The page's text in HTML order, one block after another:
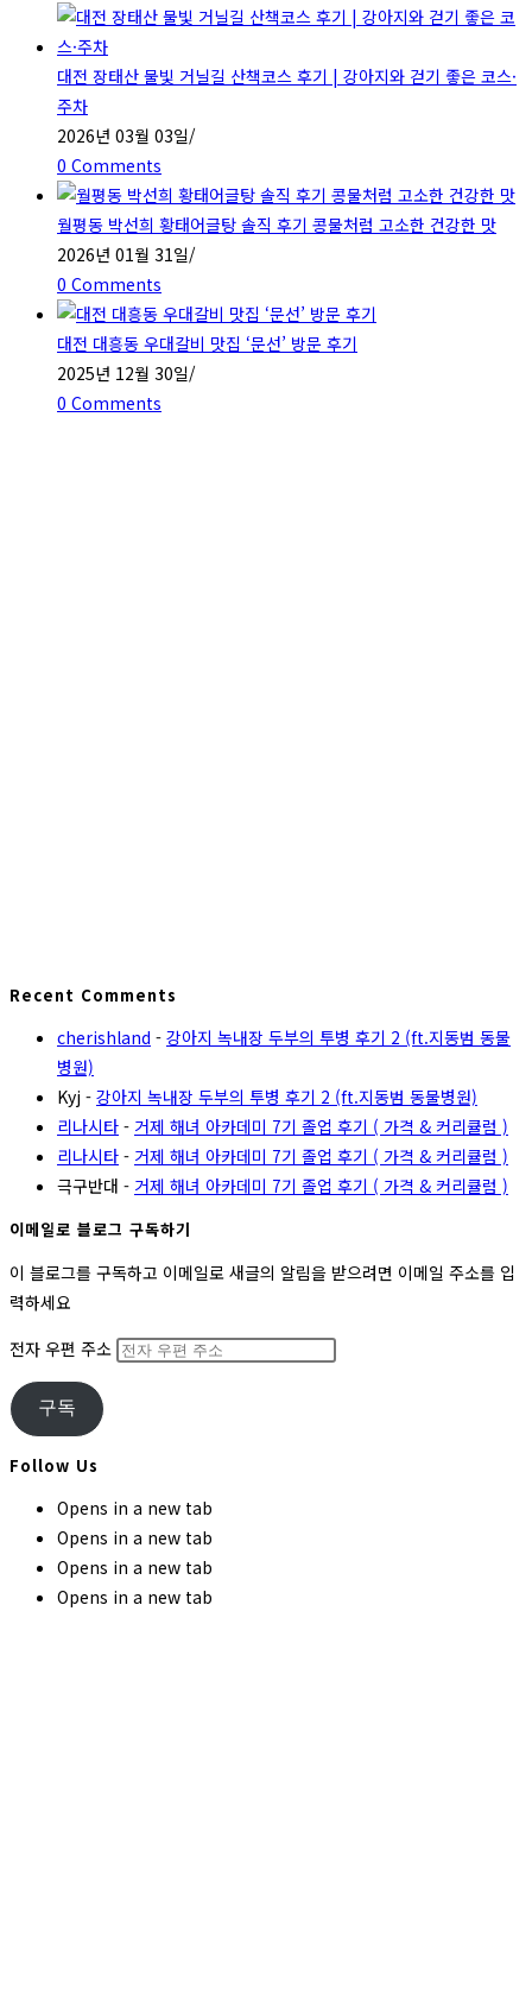
대전 장태산 물빛 거닐길 산책코스 후기 | 강아지와 걷기 좋은 코스·
주차
2026년 03월 03일/
0 Comments
월평동 박선희 황태어글탕 솔직 후기 콩물처럼 고소한 건강한 맛
2026년 01월 31일/
0 Comments
대전 대흥동 우대갈비 맛집 ‘문선’ 방문 후기
2025년 12월 30일/
0 Comments
Recent Comments
cherishland - 강아지 녹내장 두부의 투병 후기 2 (ft.지동범 동물
병원)
Kyj - 강아지 녹내장 두부의 투병 후기 2 (ft.지동범 동물병원)
리나시타 - 거제 해녀 아카데미 7기 졸업 후기 ( 가격 & 커리큘럼 )
리나시타 - 거제 해녀 아카데미 7기 졸업 후기 ( 가격 & 커리큘럼 )
극구반대 - 거제 해녀 아카데미 7기 졸업 후기 ( 가격 & 커리큘럼 )
이메일로 블로그 구독하기
이 블로그를 구독하고 이메일로 새글의 알림을 받으려면 이메일 주소를 입
력하세요
전자 우편 주소
구독
Follow Us
Opens in a new tab
Opens in a new tab
Opens in a new tab
Opens in a new tab